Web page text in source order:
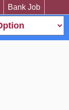
Bank Job